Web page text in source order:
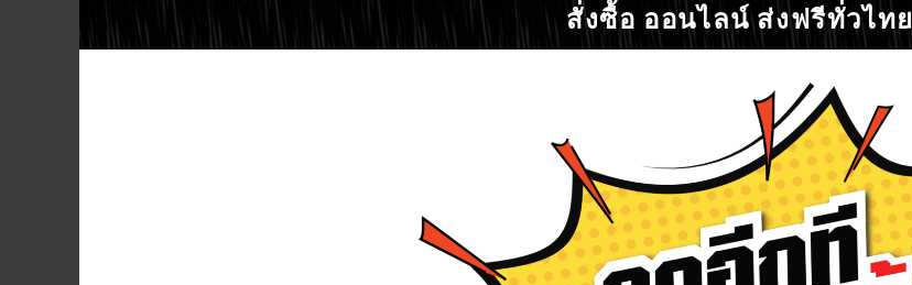
สั่งซื้อ ออนไลน์ ส่งฟรีทั่วไทย